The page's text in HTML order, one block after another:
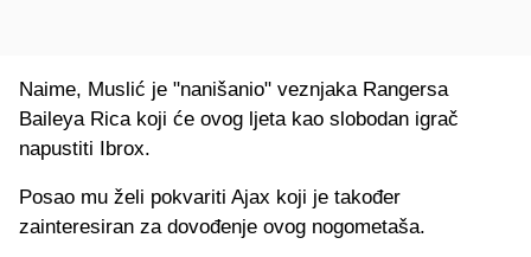
Naime, Muslić je "nanišanio" veznjaka Rangersa
Baileya Rica koji će ovog ljeta kao slobodan igrač
napustiti Ibrox.
Posao mu želi pokvariti Ajax koji je također
zainteresiran za dovođenje ovog nogometaša.